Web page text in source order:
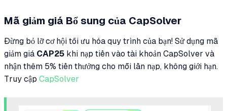
Mã giảm giá Bổ sung của CapSolver
Đừng bỏ lỡ cơ hội tối ưu hóa quy trình của bạn! Sử dụng mã
giảm giá CAP25 khi nạp tiền vào tài khoản CapSolver và
nhận thêm 5% tiền thưởng cho mỗi lần nạp, không giới hạn.
Truy cập CapSolver